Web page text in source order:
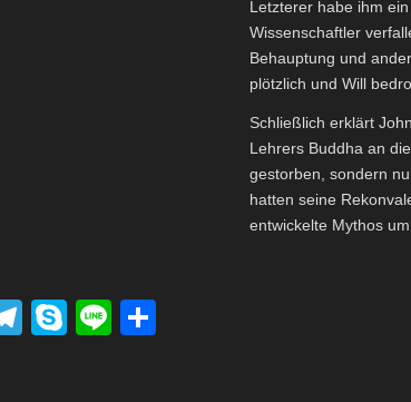
Letzterer habe ihm
Wissenschaftler
Behauptung und
plötzlich und Will
Schließlich erklärt
Lehrers Buddha an
gestorben, sondern
hatten seine
entwickelte Mythos
T
S
Li